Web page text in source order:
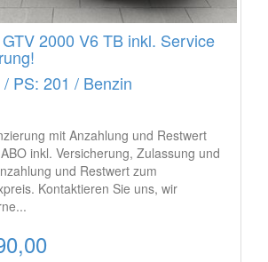
2000 V6 TB inkl. Service
PS: 201 / Benzin
mit Anzahlung und Restwert
inkl. Versicherung, Zulassung und
und Restwert zum
Kontaktieren Sie uns, wir